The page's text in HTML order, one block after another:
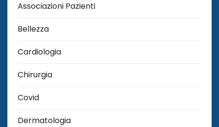
Associazioni Pazienti
Bellezza
Cardiologia
Chirurgia
Covid
Dermatologia